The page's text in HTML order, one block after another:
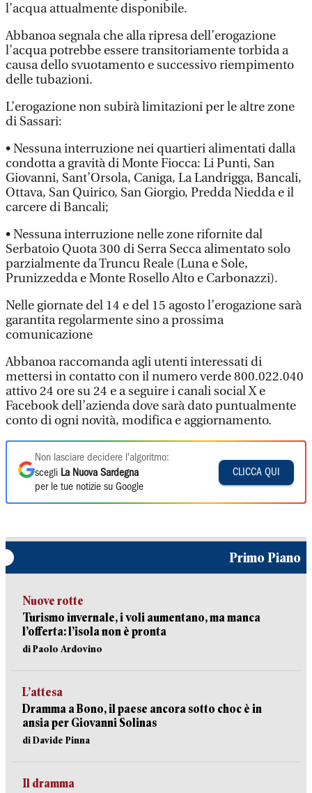
l’acqua attualmente disponibile.
Abbanoa segnala che alla ripresa dell’erogazione
l’acqua potrebbe essere transitoriamente torbida a
causa dello svuotamento e successivo riempimento
delle tubazioni.
L’erogazione non subirà limitazioni per le altre zone
di Sassari:
• Nessuna interruzione nei quartieri alimentati dalla
condotta a gravità di Monte Fiocca: Li Punti, San
Giovanni, Sant’Orsola, Caniga, La Landrigga, Bancali,
Ottava, San Quirico, San Giorgio, Predda Niedda e il
carcere di Bancali;
• Nessuna interruzione nelle zone rifornite dal
Serbatoio Quota 300 di Serra Secca alimentato solo
parzialmente da Truncu Reale (Luna e Sole,
Prunizzedda e Monte Rosello Alto e Carbonazzi).
Nelle giornate del 14 e del 15 agosto l’erogazione sarà
garantita regolarmente sino a prossima
comunicazione
Abbanoa raccomanda agli utenti interessati di
mettersi in contatto con il numero verde 800.022.040
attivo 24 ore su 24 e a seguire i canali social X e
Facebook dell’azienda dove sarà dato puntualmente
conto di ogni novità, modifica e aggiornamento.
Non lasciare decidere l'algoritmo:
scegli La Nuova Sardegna
per le tue notizie su Google
CLICCA QUI
Primo Piano
Nuove rotte
Turismo invernale, i voli aumentano, ma manca
l’offerta: l’isola non è pronta
di Paolo Ardovino
L’attesa
Dramma a Bono, il paese ancora sotto choc è in
ansia per Giovanni Solinas
di Davide Pinna
Il dramma